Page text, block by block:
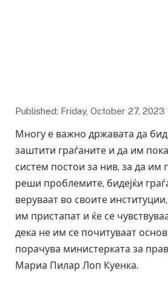
Published: Friday, October 27, 2023
Многу е важно државата да
заштити граѓаните и да им
систем постои за нив, за да им
реши проблемите, бидејќи
веруваат во своите
им пристапат и ќе се
дека не им се почитуваат
порачува министерката за
Мариа Пилар Лоп Куенка.